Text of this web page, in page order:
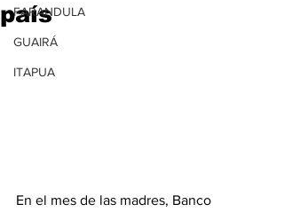
FARANDULA
GUAIRÁ
ITAPUA
país
En el mes de las madres, Banco